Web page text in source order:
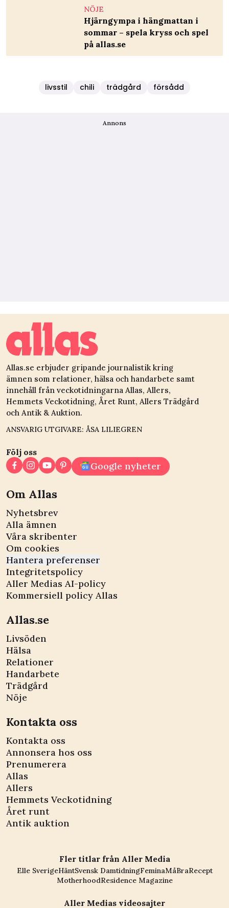
NÖJE
Hjärngympa i hängmattan i
sommar – spela kryss och spel
på allas.se
livsstil chili trädgård försådd
Annons
Allas.se erbjuder gripande journalistik kring
ämnen som relationer, hälsa och handarbete samt
innehåll från veckotidningarna Allas, Allers,
Hemmets Veckotidning, Året Runt, Allers Trädgård
och Antik & Auktion.
ANSVARIG UTGIVARE: ÅSA LILIEGREN
Följ oss
Google nyheter
Om Allas
Nyhetsbrev
Alla ämnen
Våra skribenter
Om cookies
Hantera preferenser
Integritetspolicy
Aller Medias AI-policy
Kommersiell policy Allas
Allas.se
Livsöden
Hälsa
Relationer
Handarbete
Trädgård
Nöje
Kontakta oss
Kontakta oss
Annonsera hos oss
Prenumerera
Allas
Allers
Hemmets Veckotidning
Året runt
Antik auktion
Fler titlar från Aller Media
Elle SverigeHäntSvensk DamtidningFeminaMåBraRecept
MotherhoodResidence Magazine
Aller Medias videosajter